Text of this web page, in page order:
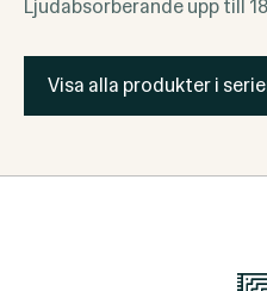
Ljudabsorberande upp till
Visa alla produkter i